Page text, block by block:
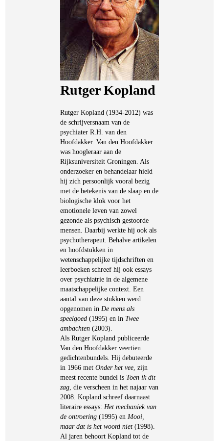
Rutger Kopland
Rutger Kopland (1934-2012) was
de schrijversnaam van de
psychiater R.H. van den
Hoofdakker. Van den Hoofdakker
was hoogleraar aan de
Rijksuniversiteit Groningen. Als
onderzoeker en behandelaar hield
hij zich persoonlijk vooral bezig
met de betekenis van de slaap en de
biologische klok voor het
emotionele leven van zowel
gezonde als psychisch gestoorde
mensen. Daarbij werkte hij ook als
psychotherapeut. Behalve artikelen
en hoofdstukken in
wetenschappelijke tijdschriften en
leerboeken schreef hij ook essays
over psychiatrie in de algemene
maatschappelijke context. Een
aantal van deze stukken werd
opgenomen in De mens als
speelgoed (1995) en in Twee
ambachten (2003).
Als Rutger Kopland publiceerde
Van den Hoofdakker veertien
gedichtenbundels. Hij debuteerde
in 1966 metOnder het vee , zijn
meest recente bundel is Toen ik dit
zag , die verscheen in het najaar van
2008. Kopland schreef daarnaast
literaire essays: Het mechaniek van
de ontroering (1995) en Mooi,
maar dat is het woord niet (1998).
Al jaren behoort Kopland tot de